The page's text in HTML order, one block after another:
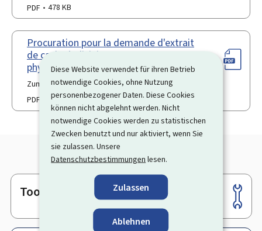
Diese Website verwendet für ihren Betrieb
notwendige Cookies, ohne Nutzung
personenbezogener Daten. Diese Cookies
können nicht abgelehnt werden. Nicht
notwendige Cookies werden zu statistischen
Zwecken benutzt und nur aktiviert, wenn Sie
sie zulassen. Unsere
Datenschutzbestimmungen lesen.
Zulassen
Ablehnen
PDF
478 KB
Procuration pour la demande d'extrait
de casier judiciaire pour personne
physique
Zum letzten Mal aktualisiert am 18.10.2023
PDF
516 KB
Footer
Tools